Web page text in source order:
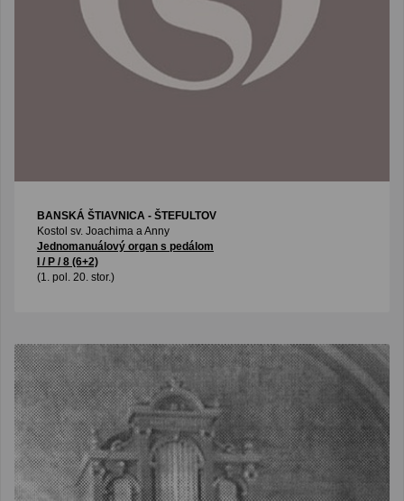
BANSKÁ ŠTIAVNICA - ŠTEFULTOV
Kostol sv. Joachima a Anny
Jednomanuálový organ s pedálom
I / P / 8 (6+2)
(1. pol. 20. stor.)